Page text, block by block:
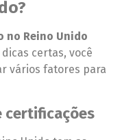
Reino Unido
certas, você
vários fatores para
certificações